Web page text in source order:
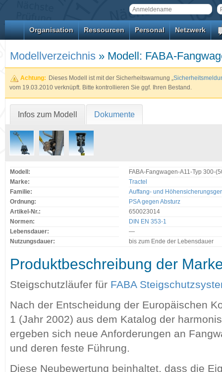
Organisation Ressourcen Personal Netzwerk
Modellverzeichnis » Modell: FABA-
Achtung: Dieses Modell ist mit der Sicherheitswarnung „
vom 19.03.2010 verknüpft. Bitte kontrollieren Sie ggf. Ihren Bestand.
Infos zum Modell Dokumente
Modell:
FABA-Fangwagen-A11-Typ 300-
Marke:
Tractel
Familie:
Auffang- und
Ordnung:
PSA gegen Absturz
Artikel-Nr.:
650023014
Normen:
DIN EN 353-1
Lebensdauer:
—
Nutzungsdauer:
bis zum Ende der Lebensdauer
Produktbeschreibung der
Steigschutzläufer für FABA
Nach der Entscheidung der Europäischen
1 (Jahr 2002) aus dem Katalog der
ergeben sich neue Anforderungen an
und deren feste Führung.
Diese Neubewertung beinhaltet, dass die